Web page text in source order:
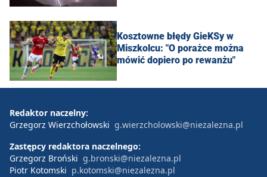
Kosztowne błędy GieKSy w
Miszkolcu: "O porażce można
mówić dopiero po rewanżu"
Redaktor naczelny:
Grzegorz Wierzchołowski g.wierzcholowski@niezalezna.pl
Zastępcy redaktora naczelnego:
Grzegorz Broński g.bronski@niezalezna.pl
Piotr Kotomski p.kotomski@niezalezna.pl